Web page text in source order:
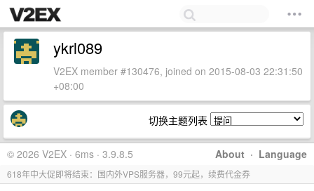
ykrl089
V2EX member #130476, joined on 2015-08-03 22:31:50
+08:00
切换主题列表
About · Language
© 2026 V2EX · 6ms · 3.9.8.5
618年中大促即将结束：国内外VPS服务器，99元起，续费代金券